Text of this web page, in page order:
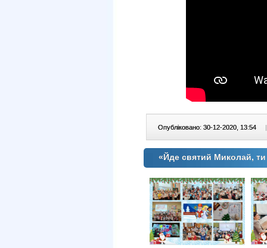
Опубліковано: 30-12-2020, 13:54 |
«Йде святий Миколай,